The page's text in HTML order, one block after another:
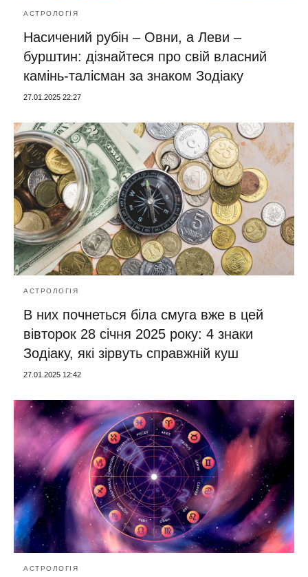
АСТРОЛОГІЯ
Насичений рубін – Овни, а Леви –
бурштин: дізнайтеся про свій власний
камінь-талісман за знаком Зодіаку
27.01.2025 22:27
АСТРОЛОГІЯ
В них почнеться біла смуга вже в цей
вівторок 28 січня 2025 року: 4 знаки
Зодіаку, які зірвуть справжній куш
27.01.2025 12:42
АСТРОЛОГІЯ